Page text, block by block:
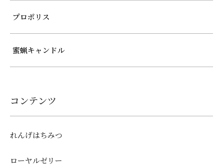
プロポリス
蜜蝋キャンドル
コンテンツ
れんげはちみつ
ローヤルゼリー